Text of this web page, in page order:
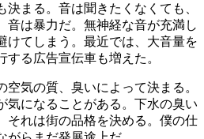
まる。音は聞きたくなくても、
音は暴力だ。無神経な音が充満し
けてしまう。最近では、大音量を
る広告宣伝車も増えた。
気の質、臭いによって決まる。
気になることがある。下水の臭い
それは街の品格を決める。僕の仕